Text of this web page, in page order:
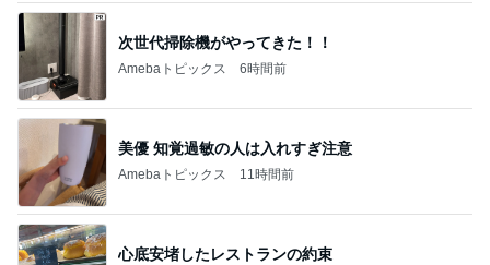
次世代掃除機がやってきた！！
Amebaトピックス 6時間前
美優 知覚過敏の人は入れすぎ注意
Amebaトピックス 11時間前
心底安堵したレストランの約束